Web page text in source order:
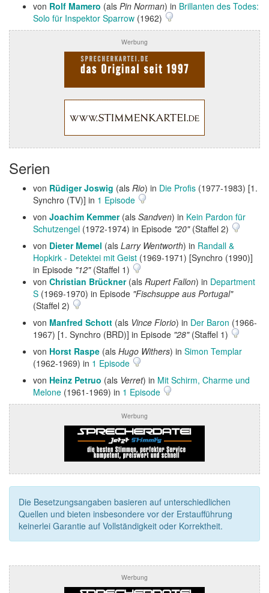
von Rolf Mamero (als Pin Norman) in Brillanten des Todes:
Solo für Inspektor Sparrow (1962)
Werbung
Serien
von Rüdiger Joswig (als Rio) in Die Profis (1977-1983) [1.
Synchro (TV)] in 1 Episode
von Joachim Kemmer(als Sandven) in Kein Pardon für
Schutzengel (1972-1974) in Episode "20"(Staffel 2)
von Dieter Memel (als Larry Wentworth) in Randall &
Hopkirk - Detektei mit Geist (1969-1971) [Synchro (1990)]
in Episode "12"(Staffel 1)
von Christian Brückner(als Rupert Fallon) in Department
S (1969-1970) in Episode "Fischsuppe aus Portugal"
(Staffel 2)
von Manfred Schott (als Vince Florio) in Der Baron (1966-
1967) [1. Synchro (BRD)] in Episode "28"(Staffel 1)
von Horst Raspe (als Hugo Withers) in Simon Templar
(1962-1969) in 1 Episode
von Heinz Petruo (als Verret) in Mit Schirm, Charme und
Melone (1961-1969) in 1 Episode
Werbung
Die Besetzungsangaben basieren auf unterschiedlichen
Quellen und bieten insbesondere vor der Erstaufführung
keinerlei Garantie auf Vollständigkeit oder Korrektheit.
Werbung